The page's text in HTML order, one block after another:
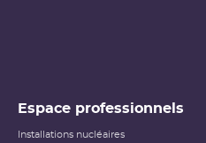
Espace professionnels
Installations nucléaires